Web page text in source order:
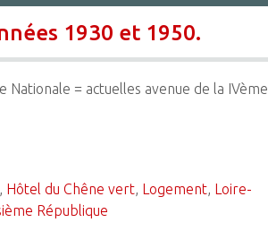
1930 et 1950.
= actuelles avenue de la IVème
, Hôtel du Chêne vert, Logement, Loire-
République